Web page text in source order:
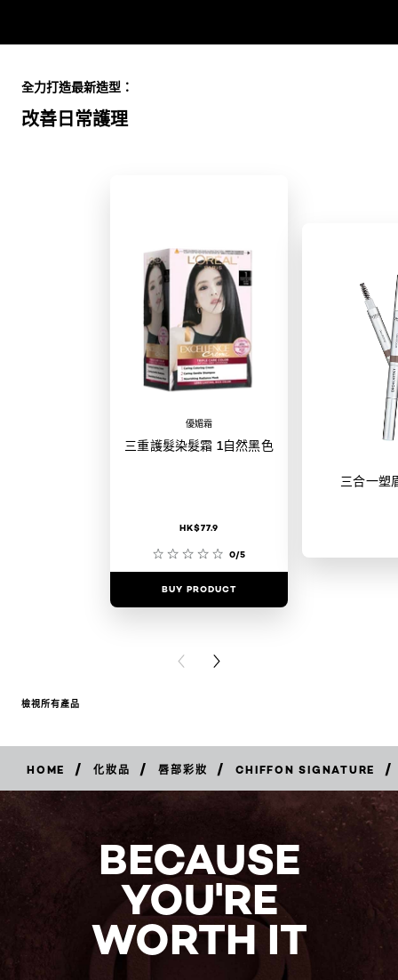
改善日常護理
全力打造最新造型：
優媚霜
三重護髮染髮霜 1自然黑色
HK$77.9
0/5
BUY PRODUCT
三合一塑
PREVIOUS CARD
NEXT CARD
檢視所有產品
HOME / 化妝品 / 唇部彩妝 / CHIFFON SIGNATURE /
BECAUSE
YOU'RE
WORTH IT